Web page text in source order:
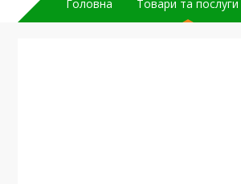
Головна Товари та послуги